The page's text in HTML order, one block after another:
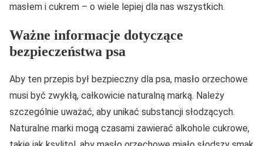
masłem i cukrem – o wiele lepiej dla nas wszystkich.
Ważne informacje dotyczące
bezpieczeństwa psa
Aby ten przepis był bezpieczny dla psa, masło orzechowe
musi być zwykłą, całkowicie naturalną marką. Należy
szczególnie uważać, aby unikać substancji słodzących.
Naturalne marki mogą czasami zawierać alkohole cukrowe,